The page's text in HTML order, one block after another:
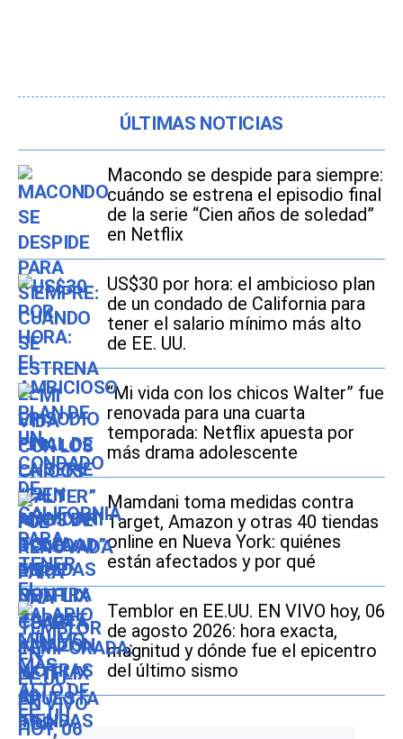
ÚLTIMAS NOTICIAS
Macondo se despide para siempre:
cuándo se estrena el episodio final
de la serie “Cien años de soledad”
en Netflix
US$30 por hora: el ambicioso plan
de un condado de California para
tener el salario mínimo más alto
de EE. UU.
“Mi vida con los chicos Walter” fue
renovada para una cuarta
temporada: Netflix apuesta por
más drama adolescente
Mamdani toma medidas contra
Target, Amazon y otras 40 tiendas
online en Nueva York: quiénes
están afectados y por qué
Temblor en EE.UU. EN VIVO hoy, 06
de agosto 2026: hora exacta,
magnitud y dónde fue el epicentro
del último sismo